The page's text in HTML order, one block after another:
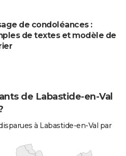
de condoléances :
de textes et modèle de
de Labastide-en-Val
à Labastide-en-Val par